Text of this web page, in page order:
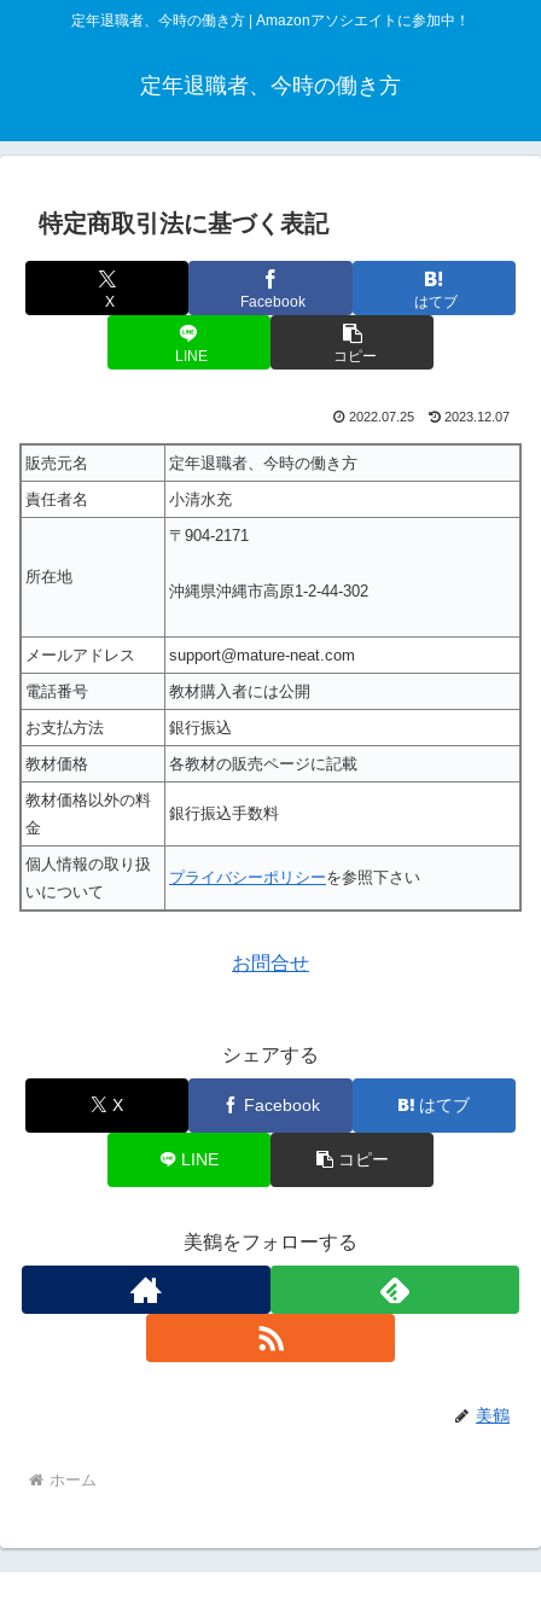
定年退職者、今時の働き方 | Amazonアソシエイトに参加中！
定年退職者、今時の働き方
特定商取引法に基づく表記
X Facebook はてブ
LINE コピー
2022.07.25 2023.12.07
販売元名
定年退職者、今時の働き方
責任者名
小清水充
所在地
〒904-2171
沖縄県沖縄市高原1-2-44‐302
メールアドレス
support@mature-neat.com
電話番号
教材購入者には公開
お支払方法
銀行振込
教材価格
各教材の販売ページに記載
教材価格以外の料
金
銀行振込手数料
個人情報の取り扱
いについて
プライバシーポリシーを参照下さい
お問合せ
シェアする
X Facebook はてブ
LINE コピー
美鶴をフォローする
美鶴
ホーム